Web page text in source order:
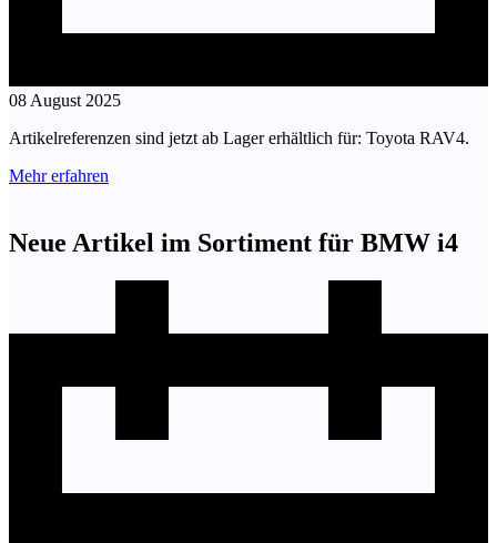
08 August 2025
Artikelreferenzen sind jetzt ab Lager erhältlich für: Toyota RAV4.
Mehr erfahren
Neue Artikel im Sortiment für BMW i4